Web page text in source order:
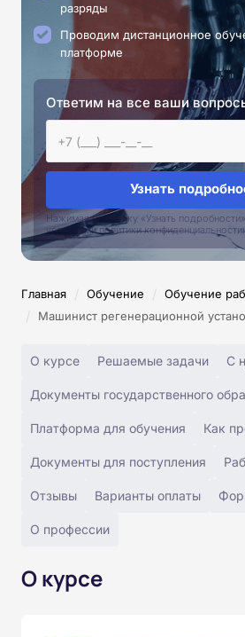
разряды
Проводим дистанционное
платформе
Ответим на все ваши
Узнать
Нажимая на кнопку «Узнать
условиями политики
Главная / Обучение / Обучение
/ Машинист регенерационной
О курсе Решаемые задачи С
Документы государственного
Платформа для обучения Как
Документы для поступления
Отзывы Варианты оплаты
О профессии
О курсе